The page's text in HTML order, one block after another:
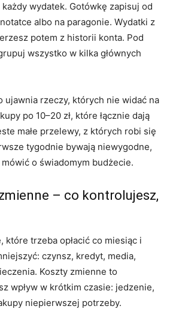
wydatek. Gotówkę zapisuj od
albo na paragonie. Wydatki z
potem z historii konta. Pod
wszystko w kilka głównych
ujawnia rzeczy, których nie widać na
po 10–20 zł, które łącznie dają
małe przelewy, z których robi się
tygodnie bywają niewygodne,
o świadomym budżecie.
– co kontrolujesz,
które trzeba opłacić co miesiąc i
czynsz, kredyt, media,
Koszty zmienne to
wpływ w krótkim czasie: jedzenie,
niepierwszej potrzeby.